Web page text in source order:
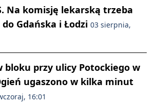
Na komisję lekarską trzeba
Gdańska i Łodzi 03 sierpnia,
bloku przy ulicy Potockiego w
ugaszono w kilka minut
16:01